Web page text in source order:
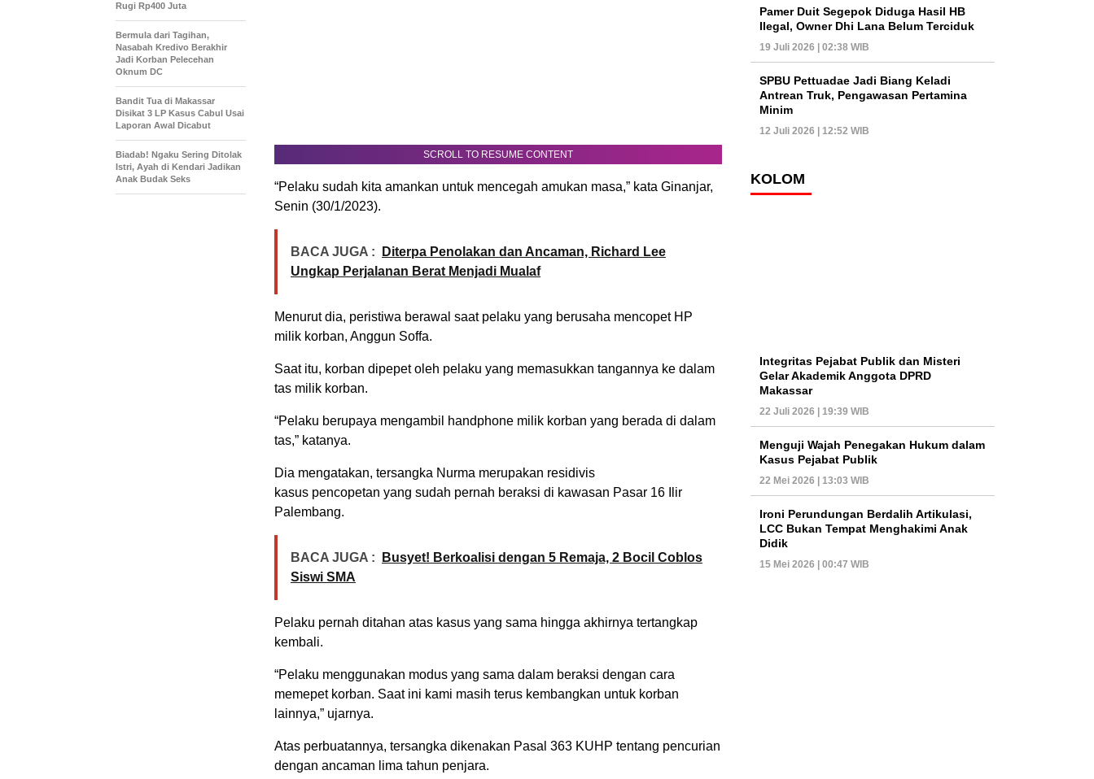
SCROLL TO RESUME CONTENT
“Pelaku sudah kita amankan untuk mencegah amukan masa,” kata Ginanjar,
Senin (30/1/2023).
BACA JUGA :
Diterpa Penolakan dan Ancaman, Richard Lee
Ungkap Perjalanan Berat Menjadi Mualaf
Menurut dia, peristiwa berawal saat pelaku yang berusaha mencopet HP
milik korban, Anggun Soffa.
Saat itu, korban dipepet oleh pelaku yang memasukkan tangannya ke dalam
tas milik korban.
“Pelaku berupaya mengambil handphone milik korban yang berada di dalam
tas,” katanya.
Dia mengatakan, tersangka Nurma merupakan residivis
kasus pencopetan yang sudah pernah beraksi di kawasan Pasar 16 Ilir
Palembang.
BACA JUGA :
Busyet! Berkoalisi dengan 5 Remaja, 2 Bocil Coblos
Siswi SMA
Pelaku pernah ditahan atas kasus yang sama hingga akhirnya tertangkap
kembali.
“Pelaku menggunakan modus yang sama dalam beraksi dengan cara
memepet korban. Saat ini kami masih terus kembangkan untuk korban
lainnya,” ujarnya.
Atas perbuatannya, tersangka dikenakan Pasal 363 KUHP tentang pencurian
dengan ancaman lima tahun penjara.
Rugi Rp400 Juta
Bermula dari Tagihan,
Nasabah Kredivo Berakhir
Jadi Korban Pelecehan
Oknum DC
Bandit Tua di Makassar
Disikat 3 LP Kasus Cabul Usai
Laporan Awal Dicabut
Biadab! Ngaku Sering Ditolak
Istri, Ayah di Kendari Jadikan
Anak Budak Seks
Pamer Duit Segepok Diduga Hasil HB
Ilegal, Owner Dhi Lana Belum Terciduk
19 Juli 2026 | 02:38 WIB
SPBU Pettuadae Jadi Biang Keladi
Antrean Truk, Pengawasan Pertamina
Minim
12 Juli 2026 | 12:52 WIB
KOLOM
Integritas Pejabat Publik dan Misteri
Gelar Akademik Anggota DPRD
Makassar
22 Juli 2026 | 19:39 WIB
Menguji Wajah Penegakan Hukum dalam
Kasus Pejabat Publik
22 Mei 2026 | 13:03 WIB
Ironi Perundungan Berdalih Artikulasi,
LCC Bukan Tempat Menghakimi Anak
Didik
15 Mei 2026 | 00:47 WIB